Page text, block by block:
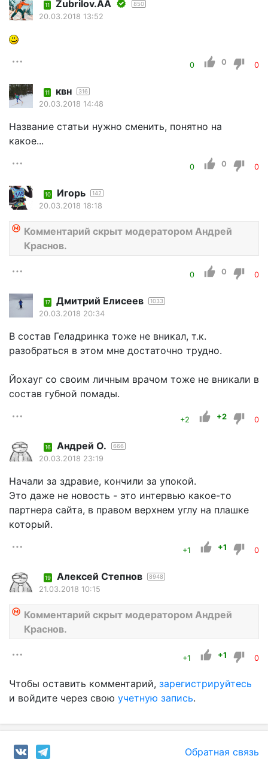
11 Zubrilov.AA 850
20.03.2018 13:52
0 0 0
11 квн 316
20.03.2018 14:48
Название статьи нужно сменить, понятно на
какое...
0 0 0
10 Игорь 142
20.03.2018 18:18
Комментарий скрыт модератором Андрей
Краснов.
0 0 0
17 Дмитрий Елисеев 1033
20.03.2018 20:34
В состав Геладринка тоже не вникал, т.к.
разобраться в этом мне достаточно трудно.
Йохауг со своим личным врачом тоже не вникали в
состав губной помады.
+2 +2 0
16 Андрей О. 666
20.03.2018 23:19
Начали за здравие, кончили за упокой.
Это даже не новость - это интервью какое-то
партнера сайта, в правом верхнем углу на плашке
который.
+1 +1 0
19 Алексей Степнов 8948
21.03.2018 10:15
Комментарий скрыт модератором Андрей
Краснов.
+1 +1 0
Чтобы оставить комментарий, зарегистрируйтесь
и войдите через свою учетную запись.
Обратная связь